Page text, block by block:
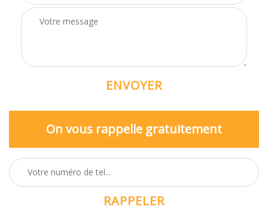
On vous rappelle gratuitement